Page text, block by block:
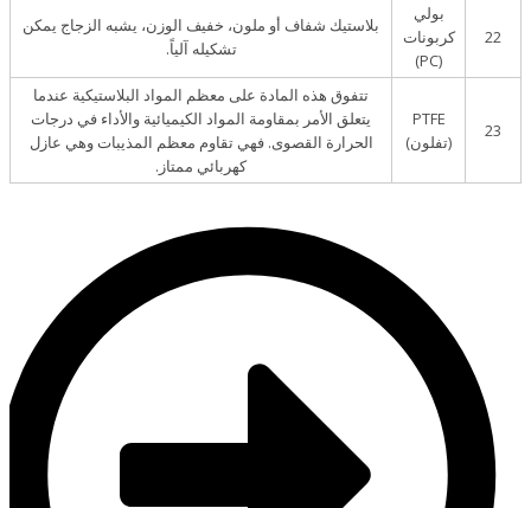
22
بولي
كربونات
(PC)
بلاستيك شفاف أو ملون، خفيف الوزن، يشبه الزجاج يمكن
تشكيله آلياً.
23
PTFE
(تفلون)
تتفوق هذه المادة على معظم المواد البلاستيكية عندما
يتعلق الأمر بمقاومة المواد الكيميائية والأداء في درجات
الحرارة القصوى. فهي تقاوم معظم المذيبات وهي عازل
كهربائي ممتاز.